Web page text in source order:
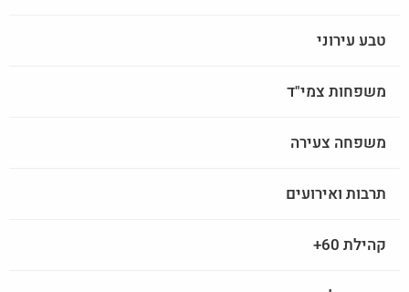
טבע עירוני
משפחות צמי"ד
משפחה צעירה
תרבות ואירועים
קהילת 60+